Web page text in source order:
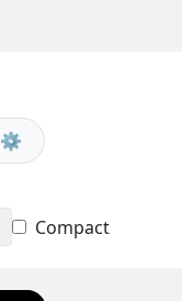
⚙️
Compact